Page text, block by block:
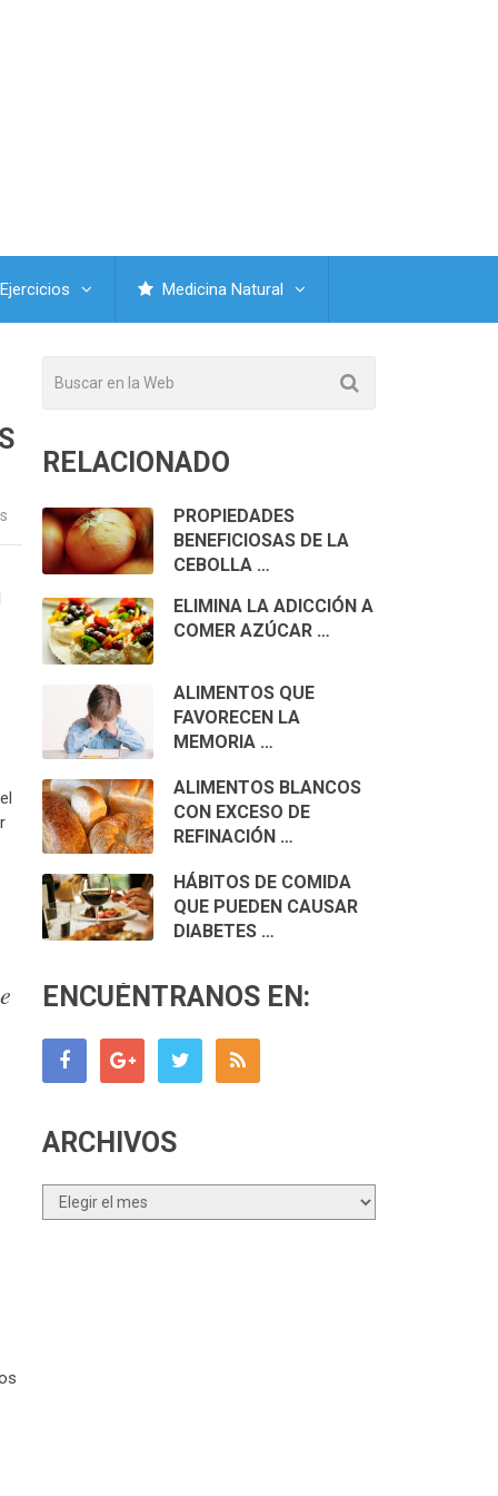
Medicina Natural
RELACIONADO
PROPIEDADES
BENEFICIOSAS DE LA
CEBOLLA …
ELIMINA LA ADICCIÓN A
COMER AZÚCAR …
ALIMENTOS QUE
FAVORECEN LA
MEMORIA …
ALIMENTOS BLANCOS
CON EXCESO DE
REFINACIÓN …
HÁBITOS DE COMIDA
QUE PUEDEN CAUSAR
DIABETES …
ENCUÉNTRANOS EN:
ARCHIVOS
Archivos